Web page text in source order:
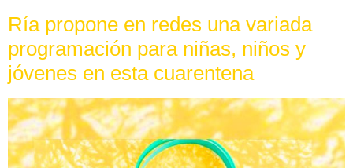
Ría propone en redes una variada
programación para niñas, niños y
jóvenes en esta cuarentena